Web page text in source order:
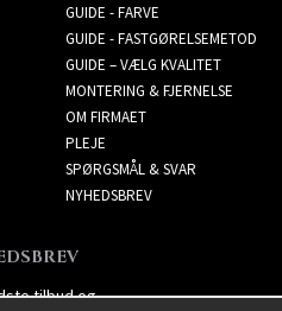
GUIDE - FARVE
GUIDE - FASTGØRELSEMETOD
GUIDE – VÆLG KVALITET
MONTERING & FJERNELSE
OM FIRMAET
PLEJE
SPØRGSMÅL & SVAR
NYHEDSBREV
tilbud og